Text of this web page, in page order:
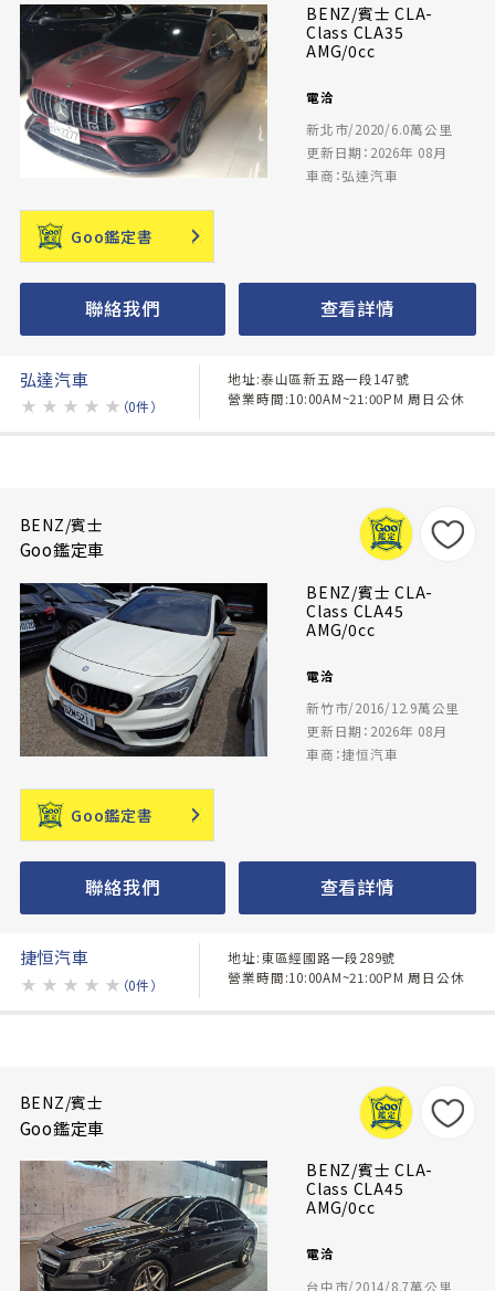
BENZ/賓士 CLA-
Class CLA35
AMG/0cc
電洽
新北市/2020/6.0萬公里
更新日期：2026年 08月
車商：弘達汽車
Goo鑑定書
聯絡我們 查看詳情
弘達汽車
★ ★ ★ ★ ★ （0件）
地址:泰山區新五路一段147號
營業時間:10:00AM~21:00PM 周日公休
BENZ/賓士
Goo鑑定車
BENZ/賓士 CLA-
Class CLA45
AMG/0cc
電洽
新竹市/2016/12.9萬公里
更新日期：2026年 08月
車商：捷恒汽車
Goo鑑定書
聯絡我們 查看詳情
捷恒汽車
★ ★ ★ ★ ★ （0件）
地址:東區經國路一段289號
營業時間:10:00AM~21:00PM 周日公休
BENZ/賓士
Goo鑑定車
BENZ/賓士 CLA-
Class CLA45
AMG/0cc
電洽
台中市/2014/8.7萬公里